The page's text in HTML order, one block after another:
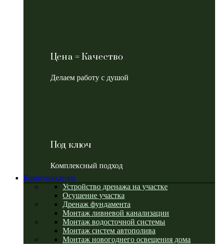
Цена = Качество
Делаем работу с душой
Под ключ
Комплексный подход
Коммуникации
Устройство дренажа на участке
Осушение участка
Дренаж фундамента
Монтаж ливневой канализации
Монтаж водосточной системы
Монтаж систем автополива
Монтаж новогоднего освещения дома